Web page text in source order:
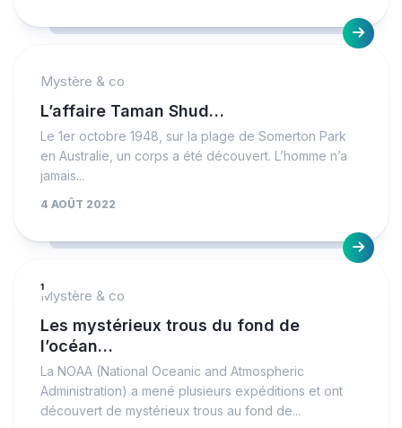
Mystère & co
L’affaire Taman Shud…
Le 1er octobre 1948, sur la plage de Somerton Park
en Australie, un corps a été découvert. L’homme n’a
jamais...
4 AOÛT 2022
1
Mystère & co
Les mystérieux trous du fond de
l’océan…
La NOAA (National Oceanic and Atmospheric
Administration) a mené plusieurs expéditions et ont
découvert de mystérieux trous au fond de...